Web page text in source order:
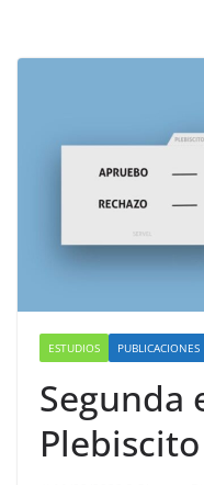
ESTUDIOS PUBLICACIONES
Segunda